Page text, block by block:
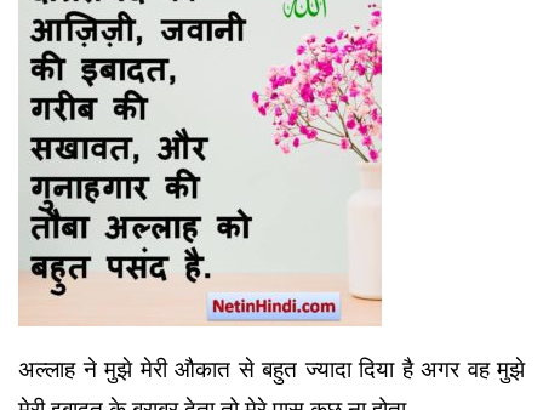
अल्लाह ने मुझे मेरी औकात से बहुत ज्यादा दिया है अगर वह मुझे